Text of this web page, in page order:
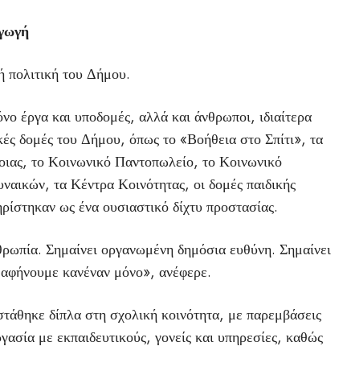
πολιτική του Δήμου.
έργα και υποδομές, αλλά και άνθρωποι, ιδιαίτερα
δομές του Δήμου, όπως το «Βοήθεια στο Σπίτι», τα
το Κοινωνικό Παντοπωλείο, το Κοινωνικό
τα Κέντρα Κοινότητας, οι δομές παιδικής
ως ένα ουσιαστικό δίχτυ προστασίας.
Σημαίνει οργανωμένη δημόσια ευθύνη. Σημαίνει
κανέναν μόνο», ανέφερε.
δίπλα στη σχολική κοινότητα, με παρεμβάσεις
με εκπαιδευτικούς, γονείς και υπηρεσίες, καθώς